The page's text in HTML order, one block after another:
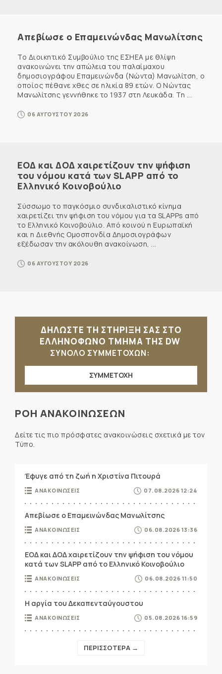
Απεβίωσε ο Επαμεινώνδας Μανωλίτσης
Το Διοικητικό Συμβούλιο της ΕΣΗΕΑ με θλίψη
ανακοινώνει την απώλεια του παλαίμαχου
δημοσιογράφου Επαμεινώνδα (Νώντα) Μανωλίτση, ο
οποίος πέθανε χθες σε ηλικία 89 ετών. Ο Νώντας
Μανωλίτσης γεννήθηκε το 1937 στη Λευκάδα. Τη ...
06 ΑΥΓΟΥΣΤΟΥ 2026
ΕΟΔ και ΔΟΔ χαιρετίζουν την ψήφιση
του νόμου κατά των SLAPP από το
Ελληνικό Κοινοβούλιο
Σύσσωμο το παγκόσμιο συνδικαλιστικό κίνημα
χαιρετίζει την ψήφιση του νόμου για τα SLAPPs από
το Ελληνικό Κοινοβούλιο. Από κοινού η Ευρωπαϊκή
και η Διεθνής Ομοσπονδία Δημοσιογράφων
εξέδωσαν την ακόλουθη ανακοίνωση, ...
06 ΑΥΓΟΥΣΤΟΥ 2026
ΔΗΛΩΣΤΕ ΤΗ ΣΤΗΡΙΞΗ ΣΑΣ ΣΤΟ
ΕΛΛΗΝΟΦΩΝΟ ΤΜΗΜΑ ΤΗΣ DW
ΣΥΝΟΛΟ ΣΥΜΜΕΤΟΧΩΝ:
ΣΥΜΜΕΤΟΧΗ
ΡΟΗ ΑΝΑΚΟΙΝΩΣΕΩΝ
Δείτε τις πιο πρόσφατες ανακοινώσεις σχετικά με τον
Τύπο.
Έφυγε από τη ζωή η Χριστίνα Πιτουρά
ΑΝΑΚΟΙΝΩΣΕΙΣ 07.08.2026 12:24
Απεβίωσε ο Επαμεινώνδας Μανωλίτσης
ΑΝΑΚΟΙΝΩΣΕΙΣ 06.08.2026 13:36
ΕΟΔ και ΔΟΔ χαιρετίζουν την ψήφιση του νόμου
κατά των SLAPP από το Ελληνικό Κοινοβούλιο
ΑΝΑΚΟΙΝΩΣΕΙΣ 06.08.2026 11:50
Η αργία του Δεκαπενταύγουστου
ΑΝΑΚΟΙΝΩΣΕΙΣ 05.08.2026 16:59
ΠΕΡΙΣΣΟΤΕΡΑ →